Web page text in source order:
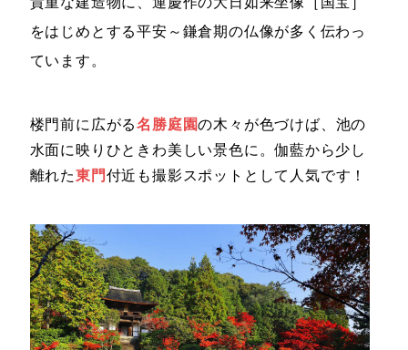
をはじめとする平安～鎌倉期の仏像が多く伝わっ
ています。
楼門前に広がる名勝庭園の木々が色づけば、池の
水面に映りひときわ美しい景色に。伽藍から少し
離れた東門付近も撮影スポットとして人気です！